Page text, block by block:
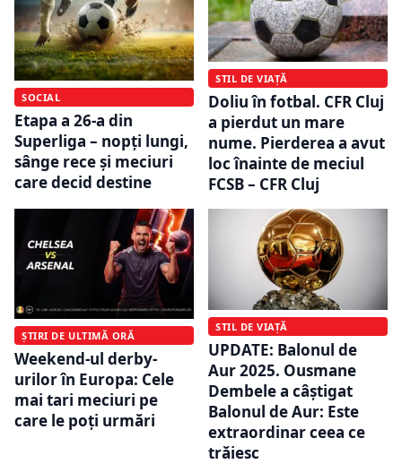
SOCIAL
Etapa a 26-a din
Superliga – nopți lungi,
sânge rece și meciuri
care decid destine
STIL DE VIAȚĂ
Doliu în fotbal. CFR Cluj
a pierdut un mare
nume. Pierderea a avut
loc înainte de meciul
FCSB – CFR Cluj
ȘTIRI DE ULTIMĂ ORĂ
Weekend-ul derby-
urilor în Europa: Cele
mai tari meciuri pe
care le poți urmări
STIL DE VIAȚĂ
UPDATE: Balonul de
Aur 2025. Ousmane
Dembele a câştigat
Balonul de Aur: Este
extraordinar ceea ce
trăiesc